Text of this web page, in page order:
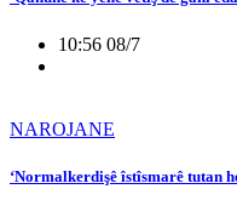
10:56 08/7
NAROJANE
‘Normalkerdişê îstîsmarê tutan